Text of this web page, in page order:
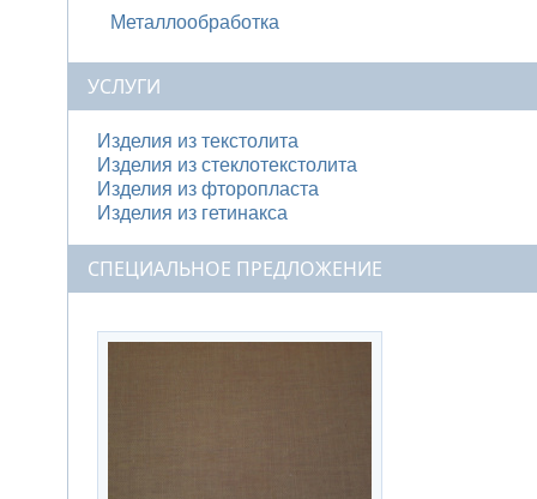
Металлообработка
УСЛУГИ
Изделия из текстолита
Изделия из стеклотекстолита
Изделия из фторопласта
Изделия из гетинакса
СПЕЦИАЛЬНОЕ ПРЕДЛОЖЕНИЕ